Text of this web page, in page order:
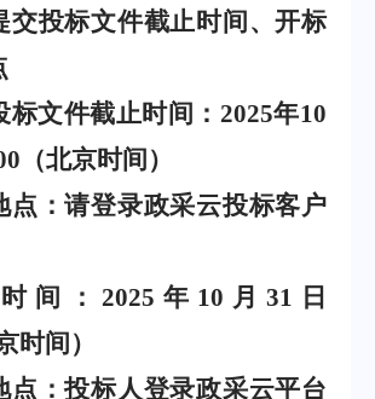
交投标文件截止时间、开标
标文件截止时间： 2025年10
（北京时间）
点：请登录政采云投标客户
间：2025 年 10 月31 日
时间）
点：投标人登录政采云平台